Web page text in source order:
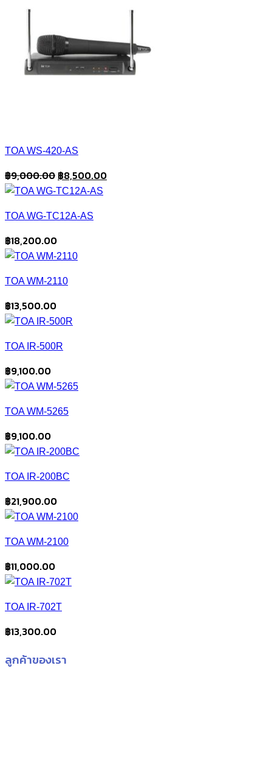
TOA WS-420-AS
฿9,000.00 Original
price
฿9,000.00.
฿8,500.00Current
TOA WG-TC12A-AS
฿18,200.00
TOA WM-2110
฿13,500.00
TOA IR-500R
฿9,100.00
TOA WM-5265
฿9,100.00
TOA IR-200BC
฿21,900.00
TOA WM-2100
฿11,000.00
TOA IR-702T
฿13,300.00
ลูกค้าของเรา